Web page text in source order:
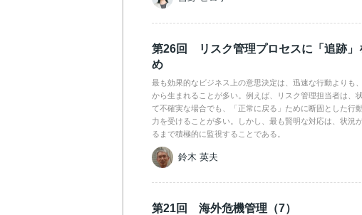
第26回 リスク管理プロセスに「追跡」
め
最も効果的なビジネス上の意思決定は、迅速な行動よりも
から生まれることが多い。例えば、リスク管理担当者は、
て不確実な場合でも、「正常に戻る」ために断固とした行
力を受けることが多い。しかし、最も賢明な対応は、状況
るまで積極的に監視することである。
鈴木 英夫
第21回 海外危機管理（7）